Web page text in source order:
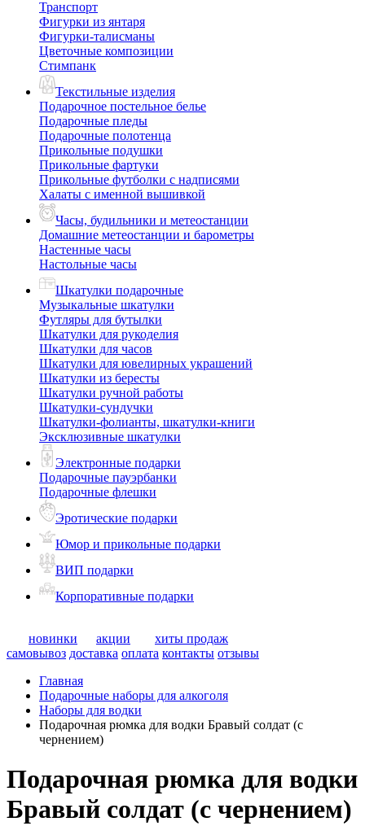
Транспорт
Фигурки из янтаря
Фигурки-талисманы
Цветочные композиции
Стимпанк
Текстильные изделия
Подарочное постельное белье
Подарочные пледы
Подарочные полотенца
Прикольные подушки
Прикольные фартуки
Прикольные футболки с надписями
Халаты с именной вышивкой
Часы, будильники и метеостанции
Домашние метеостанции и барометры
Настенные часы
Настольные часы
Шкатулки подарочные
Музыкальные шкатулки
Футляры для бутылки
Шкатулки для рукоделия
Шкатулки для часов
Шкатулки для ювелирных украшений
Шкатулки из бересты
Шкатулки ручной работы
Шкатулки-сундучки
Шкатулки-фолианты, шкатулки-книги
Эксклюзивные шкатулки
Электронные подарки
Подарочные пауэрбанки
Подарочные флешки
Эротические подарки
Юмор и прикольные подарки
ВИП подарки
Корпоративные подарки
новинки акции
хиты продаж
самовывоз доставка оплата контакты отзывы
Главная
Подарочные наборы для алкоголя
Наборы для водки
Подарочная рюмка для водки Бравый солдат (с
чернением)
Подарочная рюмка для водки
Бравый солдат (с чернением)